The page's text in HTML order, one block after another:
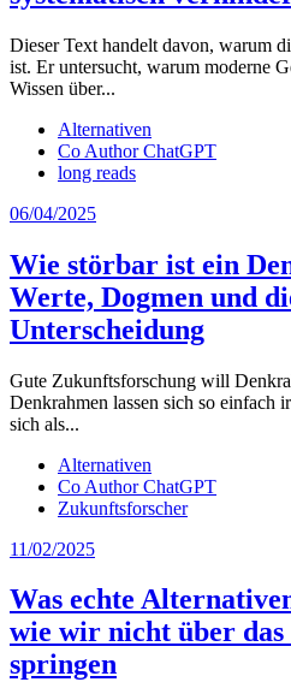
Dieser Text handelt davon, warum
ist. Er untersucht, warum moderne
Wissen über...
Alternativen
Co Author ChatGPT
long reads
06/04/2025
Wie störbar ist ein
Werte, Dogmen und
Unterscheidung
Gute Zukunftsforschung will
Denkrahmen lassen sich so einfach
sich als...
Alternativen
Co Author ChatGPT
Zukunftsforscher
11/02/2025
Was echte
wie wir nicht über das
springen